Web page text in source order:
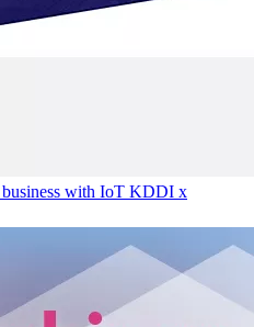
with IoT KDDI x